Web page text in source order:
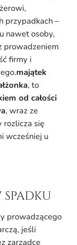
przypadkach –
nawet osoby,
prowadzeniem
firmy i
majątek
, to
od całości
, wraz ze
rozlicza się
wcześniej u
prowadzącego
jeśli
zarządcę